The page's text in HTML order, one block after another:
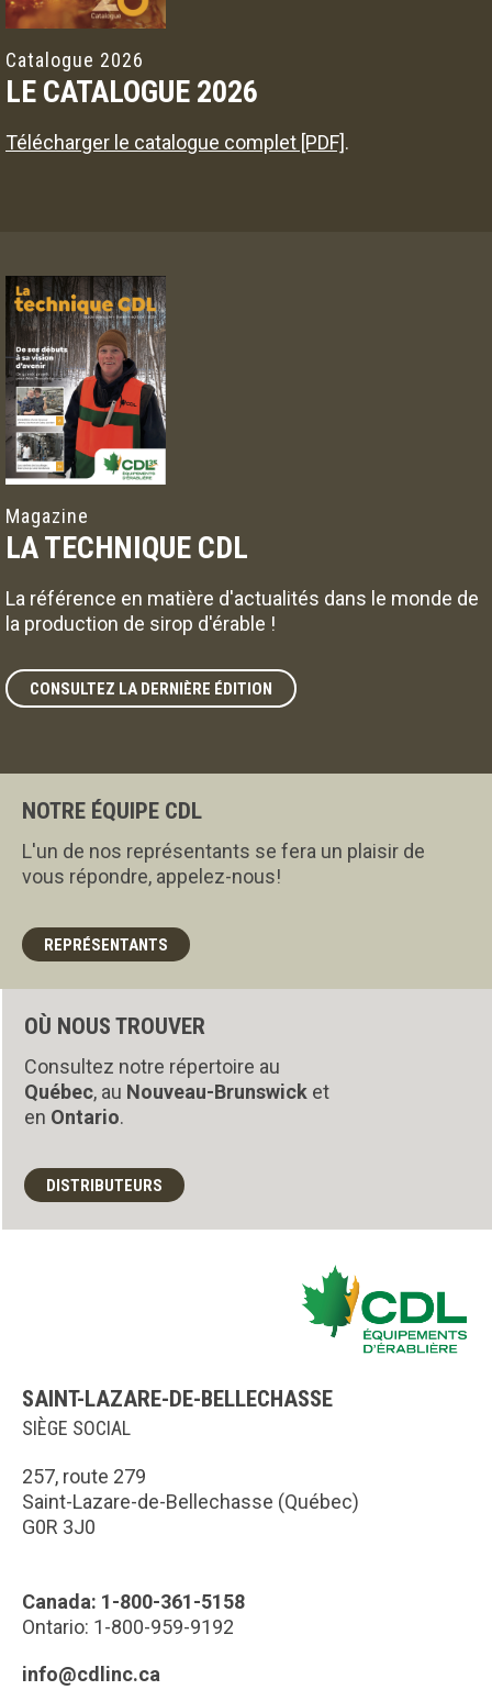
Catalogue 2026
LE CATALOGUE 2026
Télécharger le catalogue complet [PDF].
Magazine
LA TECHNIQUE CDL
La référence en matière d'actualités dans le monde de
la production de sirop d'érable !
CONSULTEZ LA DERNIÈRE ÉDITION
NOTRE ÉQUIPE CDL
L'un de nos représentants se fera un plaisir de
vous répondre, appelez-nous!
REPRÉSENTANTS
OÙ NOUS TROUVER
Consultez notre répertoire au
Québec, au Nouveau-Brunswick et
en Ontario.
DISTRIBUTEURS
SAINT-LAZARE-DE-BELLECHASSE
SIÈGE SOCIAL
257, route 279
Saint-Lazare-de-Bellechasse (Québec)
G0R 3J0
Canada: 1-800-361-5158
Ontario: 1-800-959-9192
info@cdlinc.ca